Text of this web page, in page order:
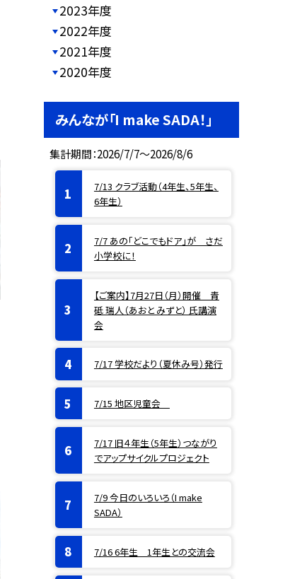
2023年度
2022年度
2021年度
2020年度
みんなが「I make SADA！」
集計期間：2026/7/7～2026/8/6
7/13 クラブ活動（4年生、5年生、
6年生）
7/7 あの「どこでもドア」が さだ
小学校に！
【ご案内】7月27日（月）開催 青
砥 瑞人（あおと みずと） 氏講演
会
7/17 学校だより（夏休み号）発行
7/15 地区児童会
7/17 旧４年生（5年生）つながり
でアップサイクルプロジェクト
7/9 今日のいろいろ（I make
SADA）
7/16 6年生 1年生との交流会